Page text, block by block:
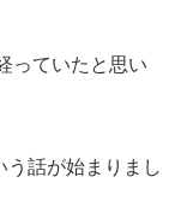
っていたと思い
う話が始まりまし